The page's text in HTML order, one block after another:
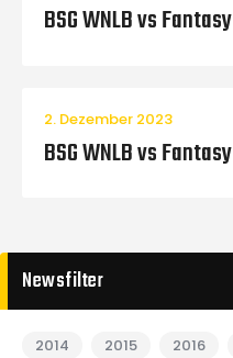
BSG WNLB vs Fantasy
2. Dezember 2023
BSG WNLB vs Fantasy
Newsfilter
2014 2015 2016